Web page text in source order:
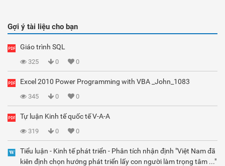
Gợi ý tài liệu cho bạn
Giáo trình SQL
325 0 0
Excel 2010 Power Programming with VBA _John_1083
345 0 0
Tự luận Kinh tế quốc tế V-A-A
319 0 0
Tiểu luận - Kinh tế phát triển - Phân tích nhận định "Việt Nam đã
kiên định chọn hướng phát triển lấy con người làm trọng tâm ..."